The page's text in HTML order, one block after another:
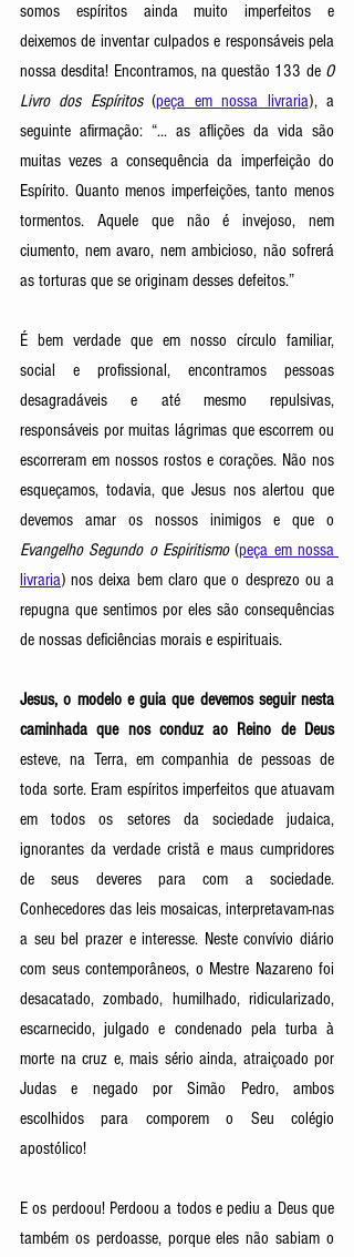
somos espíritos ainda muito imperfeitos e
deixemos de inventar culpados e responsáveis pela
nossa desdita! Encontramos, na questão 133 de O
Livro dos Espíritos (peça em nossa livraria), a
seguinte afirmação: “... as aflições da vida são
muitas vezes a consequência da imperfeição do
Espírito. Quanto menos imperfeições, tanto menos
tormentos. Aquele que não é invejoso, nem
ciumento, nem avaro, nem ambicioso, não sofrerá
as torturas que se originam desses defeitos.”
É bem verdade que em nosso círculo familiar,
social e profissional, encontramos pessoas
desagradáveis e até mesmo repulsivas,
responsáveis por muitas lágrimas que escorrem ou
escorreram em nossos rostos e corações. Não nos
esqueçamos, todavia, que Jesus nos alertou que
Evangelho Segundo o Espiritismo (peça em nossa
livraria) nos deixa bem claro que o desprezo ou a
repugna que sentimos por eles são consequências
de nossas deficiências morais e espirituais.
Jesus, o modelo e guia que devemos seguir nesta
caminhada que nos conduz ao Reino de Deus
esteve, na Terra, em companhia de pessoas de
toda sorte. Eram espíritos imperfeitos que atuavam
em todos os setores da sociedade judaica,
ignorantes da verdade cristã e maus cumpridores
de seus deveres para com a sociedade.
Conhecedores das leis mosaicas, interpretavam-nas
a seu bel prazer e interesse. Neste convívio diário
com seus contemporâneos, o Mestre Nazareno foi
desacatado, zombado, humilhado, ridicularizado,
escarnecido, julgado e condenado pela turba à
morte na cruz e, mais sério ainda, atraiçoado por
Judas e negado por Simão Pedro, ambos
escolhidos para comporem o Seu colégio
apostólico!
E os perdoou! Perdoou a todos e pediu a Deus que
também os perdoasse, porque eles não sabiam o